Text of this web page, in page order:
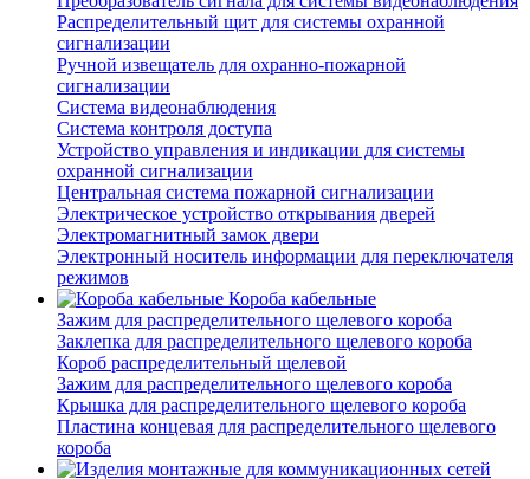
Распределительный щит для системы охранной
сигнализации
Ручной извещатель для охранно-пожарной
сигнализации
Система видеонаблюдения
Система контроля доступа
Устройство управления и индикации для системы
охранной сигнализации
Центральная система пожарной сигнализации
Электрическое устройство открывания дверей
Электромагнитный замок двери
Электронный носитель информации для переключателя
режимов
Короба кабельные
Зажим для распределительного щелевого короба
Заклепка для распределительного щелевого короба
Короб распределительный щелевой
Зажим для распределительного щелевого короба
Крышка для распределительного щелевого короба
Пластина концевая для распределительного щелевого
короба